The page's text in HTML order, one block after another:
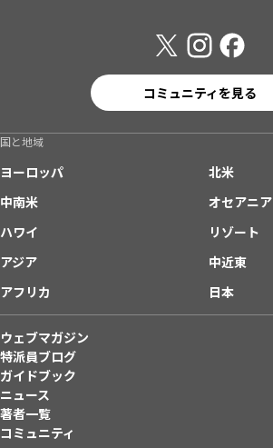
コミュニティを見る
国と地域
ヨーロッパ
北米
中南米
オセアニア
ハワイ
リゾート
アジア
中近東
アフリカ
日本
ウェブマガジン
特派員ブログ
ガイドブック
ニュース
著者一覧
コミュニティ